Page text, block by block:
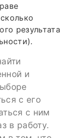
результата
и
с его
с ним
в работу.